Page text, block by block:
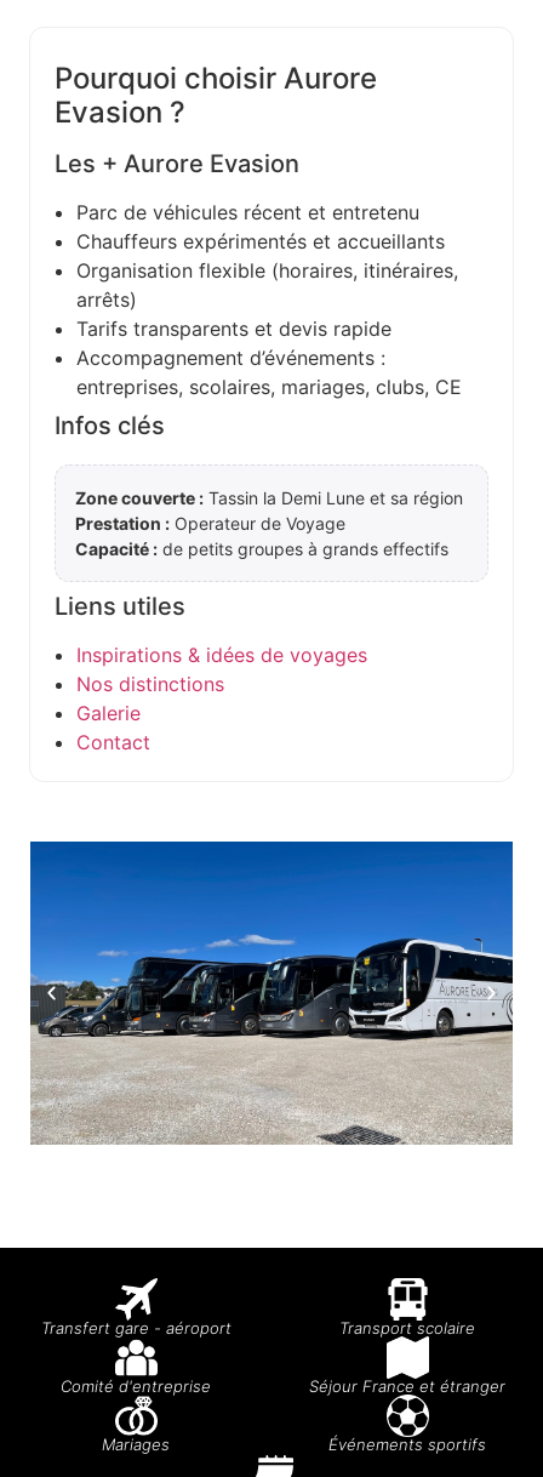
Pourquoi choisir Aurore
Evasion ?
Les + Aurore Evasion
Parc de véhicules récent et entretenu
Chauffeurs expérimentés et accueillants
Organisation flexible (horaires, itinéraires,
arrêts)
Tarifs transparents et devis rapide
Accompagnement d’événements :
entreprises, scolaires, mariages, clubs, CE
Infos clés
Zone couverte : Tassin la Demi Lune et sa région
Prestation : Operateur de Voyage
Capacité : de petits groupes à grands effectifs
Liens utiles
Inspirations & idées de voyages
Nos distinctions
Galerie
Contact
Transfert gare - aéroport Transport scolaire
Comité d'entreprise Séjour France et étranger
Mariages Événements sportifs